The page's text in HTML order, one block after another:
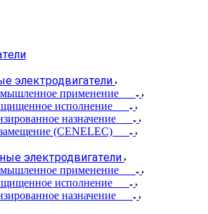
электродвигатели
применение
исполнение
назначение
(CENELEC)
электродвигатели
применение
исполнение
назначение